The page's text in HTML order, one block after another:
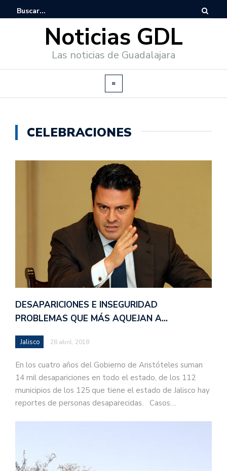
Noticias GDL
Las noticias de Guadalajara
CELEBRACIONES
DESAPARICIONES E INSEGURIDAD
PROBLEMAS QUE MÁS AQUEJAN A…
Jalisco 28 abril, 2018
En los cuatro años del Gobierno de Aristóteles suman
14 mil desapariciones en todo el estado, de los 112
municipios de los 125 que tiene el estado de Jalisco hay
reportes de personas desaparecidas. Casos…